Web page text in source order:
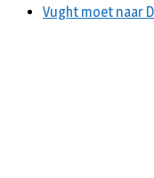
Vught moet naar